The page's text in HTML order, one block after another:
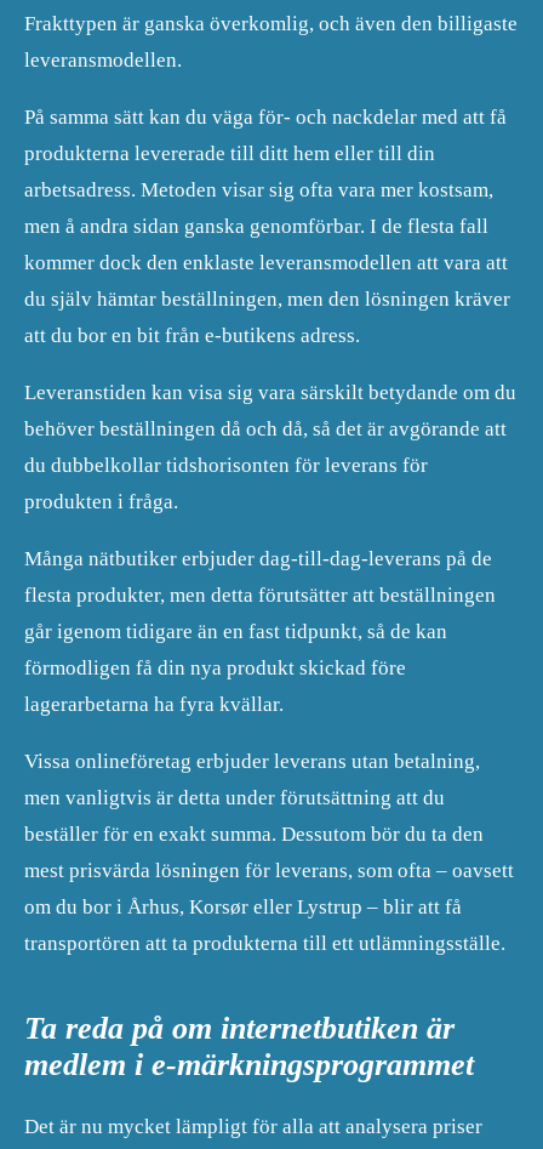
Frakttypen är ganska överkomlig, och även den billigaste
leveransmodellen.
På samma sätt kan du väga för- och nackdelar med att få
produkterna levererade till ditt hem eller till din
arbetsadress. Metoden visar sig ofta vara mer kostsam,
men å andra sidan ganska genomförbar. I de flesta fall
kommer dock den enklaste leveransmodellen att vara att
du själv hämtar beställningen, men den lösningen kräver
att du bor en bit från e-butikens adress.
Leveranstiden kan visa sig vara särskilt betydande om du
behöver beställningen då och då, så det är avgörande att
du dubbelkollar tidshorisonten för leverans för
produkten i fråga.
Många nätbutiker erbjuder dag-till-dag-leverans på de
flesta produkter, men detta förutsätter att beställningen
går igenom tidigare än en fast tidpunkt, så de kan
förmodligen få din nya produkt skickad före
lagerarbetarna ha fyra kvällar.
Vissa onlineföretag erbjuder leverans utan betalning,
men vanligtvis är detta under förutsättning att du
beställer för en exakt summa. Dessutom bör du ta den
mest prisvärda lösningen för leverans, som ofta – oavsett
om du bor i Århus, Korsør eller Lystrup – blir att få
transportören att ta produkterna till ett utlämningsställe.
Ta reda på om internetbutiken är
medlem i e-märkningsprogrammet
Det är nu mycket lämpligt för alla att analysera priser